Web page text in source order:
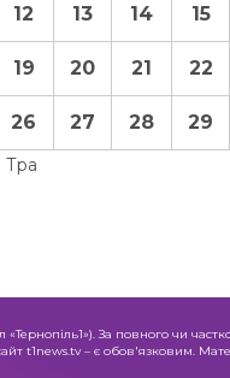
Тра
12 13 14 15
19 20 21 22
26 27 28 29
За повного чи
t1news.tv – є обов'язковим.